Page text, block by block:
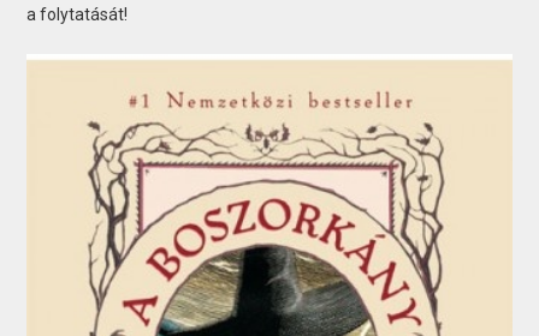
a folytatását!